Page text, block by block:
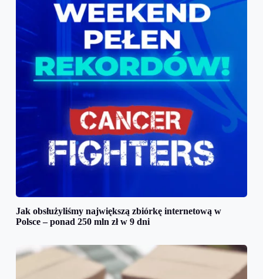
Jak obsłużyliśmy największą zbiórkę internetową w
Polsce – ponad 250 mln zł w 9 dni